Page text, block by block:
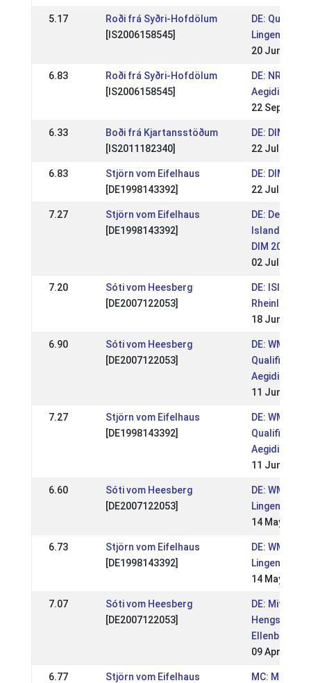
5.17
Roði frá Syðri-Hofdölum
[IS2006158545]
DE:
Lingen 2021
20 Jun 2021
6.83
Roði frá Syðri-Hofdölum
[IS2006158545]
DE: NRW-
22 Sep 2019
6.33
Boði frá Kjartansstöðum
[IS2011182340]
DE: DIM
22 Jul 2018
6.83
Stjörn vom Eifelhaus
[DE1998143392]
DE: DIM
22 Jul 2018
7.27
Stjörn vom Eifelhaus
[DE1998143392]
DE: Deutsche
DIM 2017
02 Jul 2017
7.20
Sóti vom Heesberg
[DE2007122053]
DE:
Rheinland-
18 Jun 2017
6.90
Sóti vom Heesberg
[DE2007122053]
DE: WM
11 Jun 2017
7.27
Stjörn vom Eifelhaus
[DE1998143392]
DE: WM
11 Jun 2017
6.60
Sóti vom Heesberg
[DE2007122053]
DE: WM
Lingen 2017
14 May 2017
6.73
Stjörn vom Eifelhaus
[DE1998143392]
DE: WM
Lingen 2017
14 May 2017
7.07
Sóti vom Heesberg
[DE2007122053]
DE:
Ellenbach
09 Apr 2017
6.77
Stjörn vom Eifelhaus
MC: Mid